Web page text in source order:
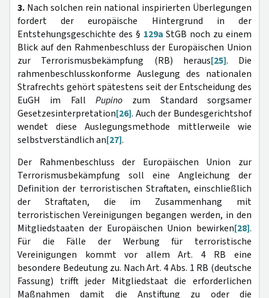
3. Nach solchen rein national inspirierten Überlegungen
fordert der europäische Hintergrund in der
Entstehungsgeschichte des § 129a StGB noch zu einem
Blick auf den Rahmenbeschluss der Europäischen Union
zur Terrorismusbekämpfung (RB) heraus[25]. Die
rahmenbeschlusskonforme Auslegung des nationalen
Strafrechts gehört spätestens seit der Entscheidung des
EuGH im Fall Pupino zum Standard sorgsamer
Gesetzesinterpretation[26]. Auch der Bundesgerichtshof
wendet diese Auslegungsmethode mittlerweile wie
selbstverständlich an[27].
Der Rahmenbeschluss der Europäischen Union zur
Terrorismusbekämpfung soll eine Angleichung der
Definition der terroristischen Straftaten, einschließlich
der Straftaten, die im Zusammenhang mit
terroristischen Vereinigungen begangen werden, in den
Mitgliedstaaten der Europäischen Union bewirken[28].
Für die Fälle der Werbung für terroristische
Vereinigungen kommt vor allem Art. 4 RB eine
besondere Bedeutung zu. Nach Art. 4 Abs. 1 RB (deutsche
Fassung) trifft jeder Mitgliedstaat die erforderlichen
Maßnahmen damit die Anstiftung zu oder die